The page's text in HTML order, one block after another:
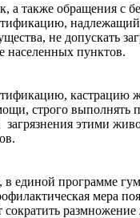
а также обращения с
не
населенных пунктов.
строго выполнять
этими
программе
мера